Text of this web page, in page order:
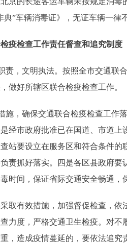
典”车辆消毒证》，无证车辆一律
疫检查工作责任督查和追究制度
，文明执法。按照全市交通联合
做好所辖区联合检疫检查工作。
，确保交通联合检疫检查工作落
经市政府批准已在国道、市道
站要设立在服务区和符合条件
责抓好落实。四是各区县政府
时间，保证省际交通安全畅通，
有效措施，加强督促检查，依
力度，严格交通卫生检疫。对
，造成疫情蔓延的，要依法追究